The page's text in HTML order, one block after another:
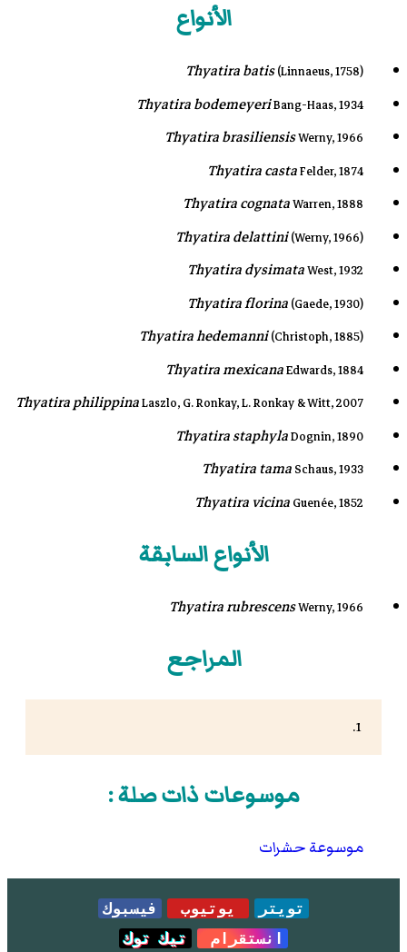
الأنواع
Thyatira batis(Linnaeus, 1758)
Thyatira bodemeyeriBang-Haas, 1934
Thyatira brasiliensisWerny, 1966
Thyatira castaFelder, 1874
Thyatira cognataWarren, 1888
Thyatira delattini(Werny, 1966)
Thyatira dysimataWest, 1932
Thyatira florina(Gaede, 1930)
Thyatira hedemanni(Christoph, 1885)
Thyatira mexicanaEdwards, 1884
Thyatira philippinaLaszlo, G. Ronkay, L. Ronkay & Witt, 2007
Thyatira staphylaDognin, 1890
Thyatira tamaSchaus, 1933
Thyatira vicinaGuenée, 1852
الأنواع السابقة
Thyatira rubrescensWerny, 1966
المراجع
موسوعات ذات صلة :
موسوعة حشرات
تويتر يوتيوب
فيسبوك
انستقرام
تيك توك